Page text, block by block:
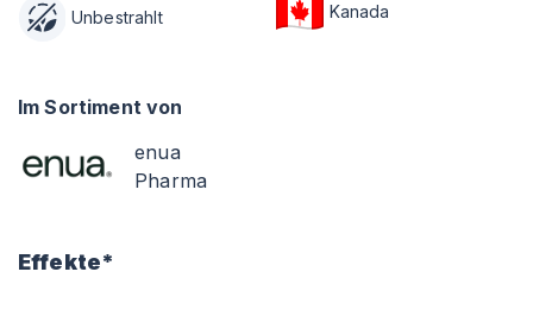
Unbestrahlt Kanada
Im Sortiment von
enua
Pharma
Effekte*